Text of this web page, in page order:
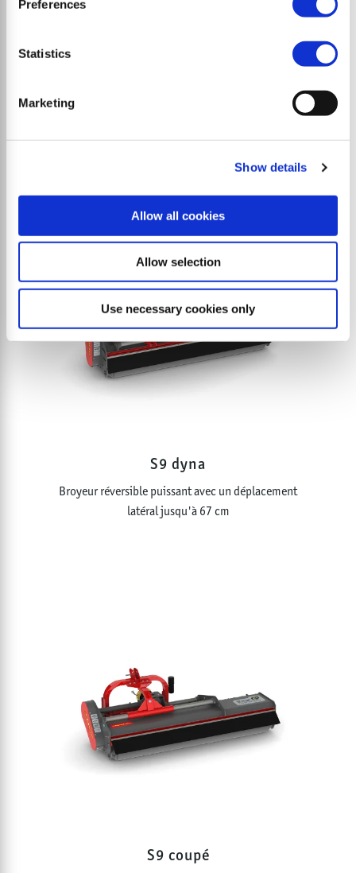
Preferences
Statistics
Marketing
Show details
Allow all cookies
Allow selection
Use necessary cookies only
Broyeur à marteaux réversible haute performance
S9 dyna
Broyeur réversible puissant avec un déplacement
latéral jusqu'à 67 cm
S9 coupé